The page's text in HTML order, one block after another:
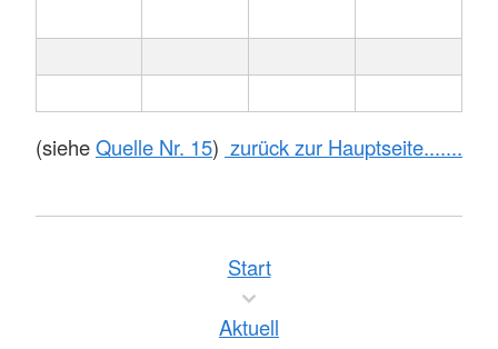
(sieheQuelle Nr. 15) zurück zur Hauptseite.......
Start
Aktuell